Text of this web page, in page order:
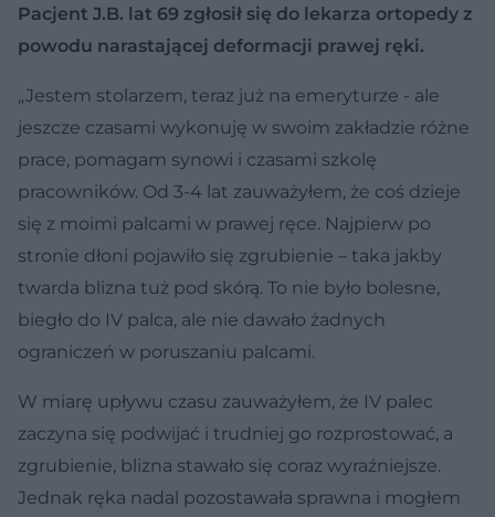
Pacjent J.B. lat 69 zgłosił się do lekarza ortopedy z
powodu narastającej deformacji prawej ręki.
„Jestem stolarzem, teraz już na emeryturze - ale
jeszcze czasami wykonuję w swoim zakładzie różne
prace, pomagam synowi i czasami szkolę
pracowników. Od 3-4 lat zauważyłem, że coś dzieje
się z moimi palcami w prawej ręce. Najpierw po
stronie dłoni pojawiło się zgrubienie – taka jakby
twarda blizna tuż pod skórą. To nie było bolesne,
biegło do IV palca, ale nie dawało żadnych
ograniczeń w poruszaniu palcami.
W miarę upływu czasu zauważyłem, że IV palec
zaczyna się podwijać i trudniej go rozprostować, a
zgrubienie, blizna stawało się coraz wyraźniejsze.
Jednak ręka nadal pozostawała sprawna i mogłem